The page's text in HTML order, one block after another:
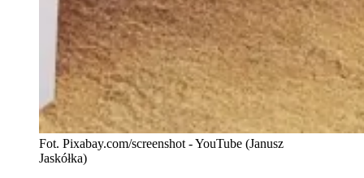
Fot. Pixabay.com/screenshot - YouTube (Janusz
Jaskółka)